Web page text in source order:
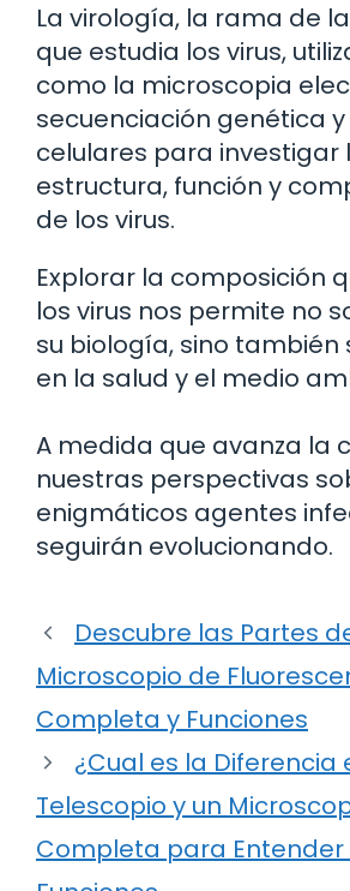
La virología, la rama de
que estudia los virus,
como la microscopia
secuenciación genética
celulares para investigar
estructura, función y
de los virus.
Explorar la composición
los virus nos permite no
su biología, sino también
en la salud y el medio
A medida que avanza la
nuestras perspectivas
enigmáticos agentes
seguirán evolucionando.
Descubre las Partes
Microscopio de
Completa y Funciones
¿Cual es la Diferencia
Telescopio y un
Completa para Entender